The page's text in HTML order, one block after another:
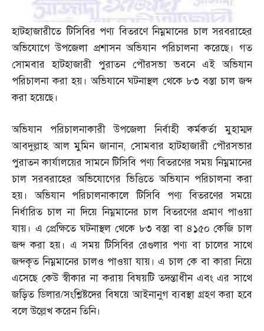
হাটহাজারীতে টিসিবির পণ্য বিতরণে নিম্নমানের চাল সরবরাহের
অভিযোগে উপজেলা প্রশাসন অভিযান পরিচালনা করেছে। গত
সোমবার হাটহাজারী পুরাতন পৌরসভা ভবনে এই অভিযান
পরিচালনা করা হয়। অভিযানে ঘটনাস্থল থেকে ৮৩ বস্তা চাল জব্দ
করা হয়েছে।
অভিযান পরিচালনাকারী উপজেলা নির্বাহী কর্মকর্তা মুহাম্মদ
আবদুল্লাহ আল মুমিন জানান, সোমবার হাটহাজারী পৌরসভার
পুরাতন কার্যালয়ের সামনে টিসিবি পণ্য বিতরণের সময় নিম্নমানের
চাল সরবরাহের অভিযোগের ভিত্তিতে অভিযান পরিচালনা করা
হয়। অভিযান পরিচালনাকালে টিসিবি পণ্য বিতরণের সময়ে
নির্ধারিত চাল না দিয়ে নিম্নমানের চাল বিতরণের প্রমাণ পাওয়া
যায়। এ প্রেক্ষিতে ঘটনাস্থল থেকে ৮৩ বস্তা বা ৪১৫০ কেজি চাল
জব্দ করা হয়। এ সময় টিসিবির রেগুলার পণ্য বা চালের সাথে
জব্দকৃত নিম্নমানের চালও পাওয়া যায়। এ চাল কে বা কারা নিয়ে
এসেছে কেউ স্বীকার না করায় বিষয়টি তদন্তাধীন এবং এর সাথে
জড়িত ডিলার/সংশ্লিষ্টদের বিষয়ে আইনানুগ ব্যবস্থা গ্রহণ করা হবে
বলে উল্লেখ করেন তিনি।